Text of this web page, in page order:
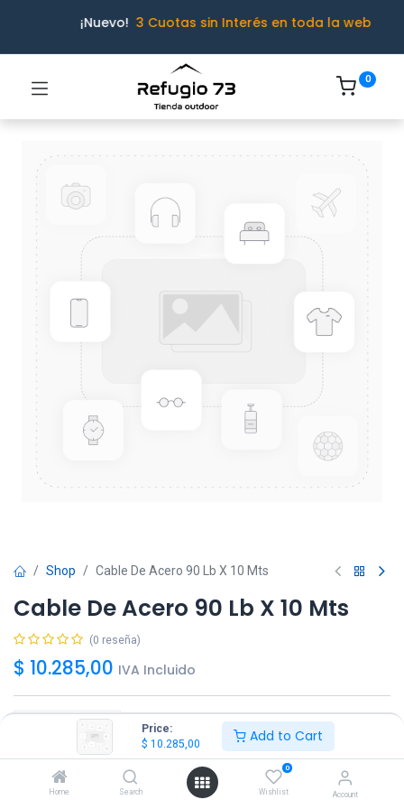
Price:
$ 10.285,00 Add to Cart
Home Search
0
Wishlist Account
¡Nuevo! 3 Cuotas sin Interés en toda la web
0
Shop Cable De Acero 90 Lb X 10 Mts
Cable De Acero 90 Lb X 10 Mts
(0 reseña)
$ 10.285,00 IVA Incluido
Agregar Comprar ya!